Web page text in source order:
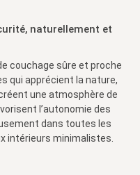
naturellement et
couchage sûre et proche
qui apprécient la nature,
une atmosphère de
l’autonomie des
dans toutes les
intérieurs minimalistes.